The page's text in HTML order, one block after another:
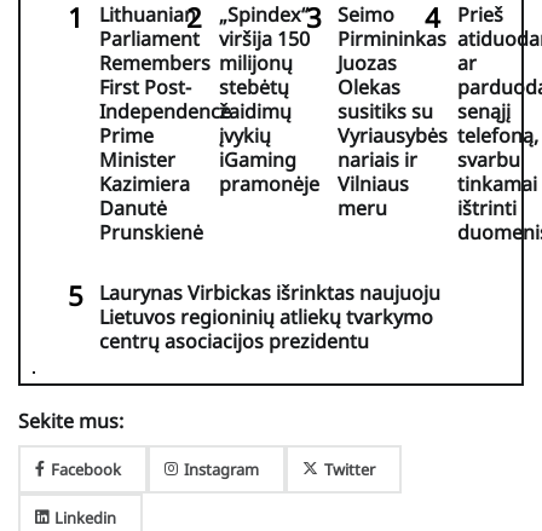
Lithuanian
Parliament
Remembers
First Post-
Independence
Prime
Minister
Kazimiera
Danutė
Prunskienė
„Spindex“
viršija 150
milijonų
stebėtų
žaidimų
įvykių
iGaming
pramonėje
Seimo
Pirmininkas
Juozas
Olekas
susitiks su
Vyriausybės
nariais ir
Vilniaus
meru
Prieš
ar
senąjį
telefoną,
svarbu
tinkamai
ištrinti
Laurynas Virbickas išrinktas naujuoju
Lietuvos regioninių atliekų tvarkymo
centrų asociacijos prezidentu
Sekite mus:
Facebook Instagram Twitter
Linkedin